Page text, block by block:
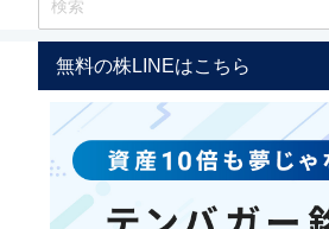
無料の株LINEはこちら